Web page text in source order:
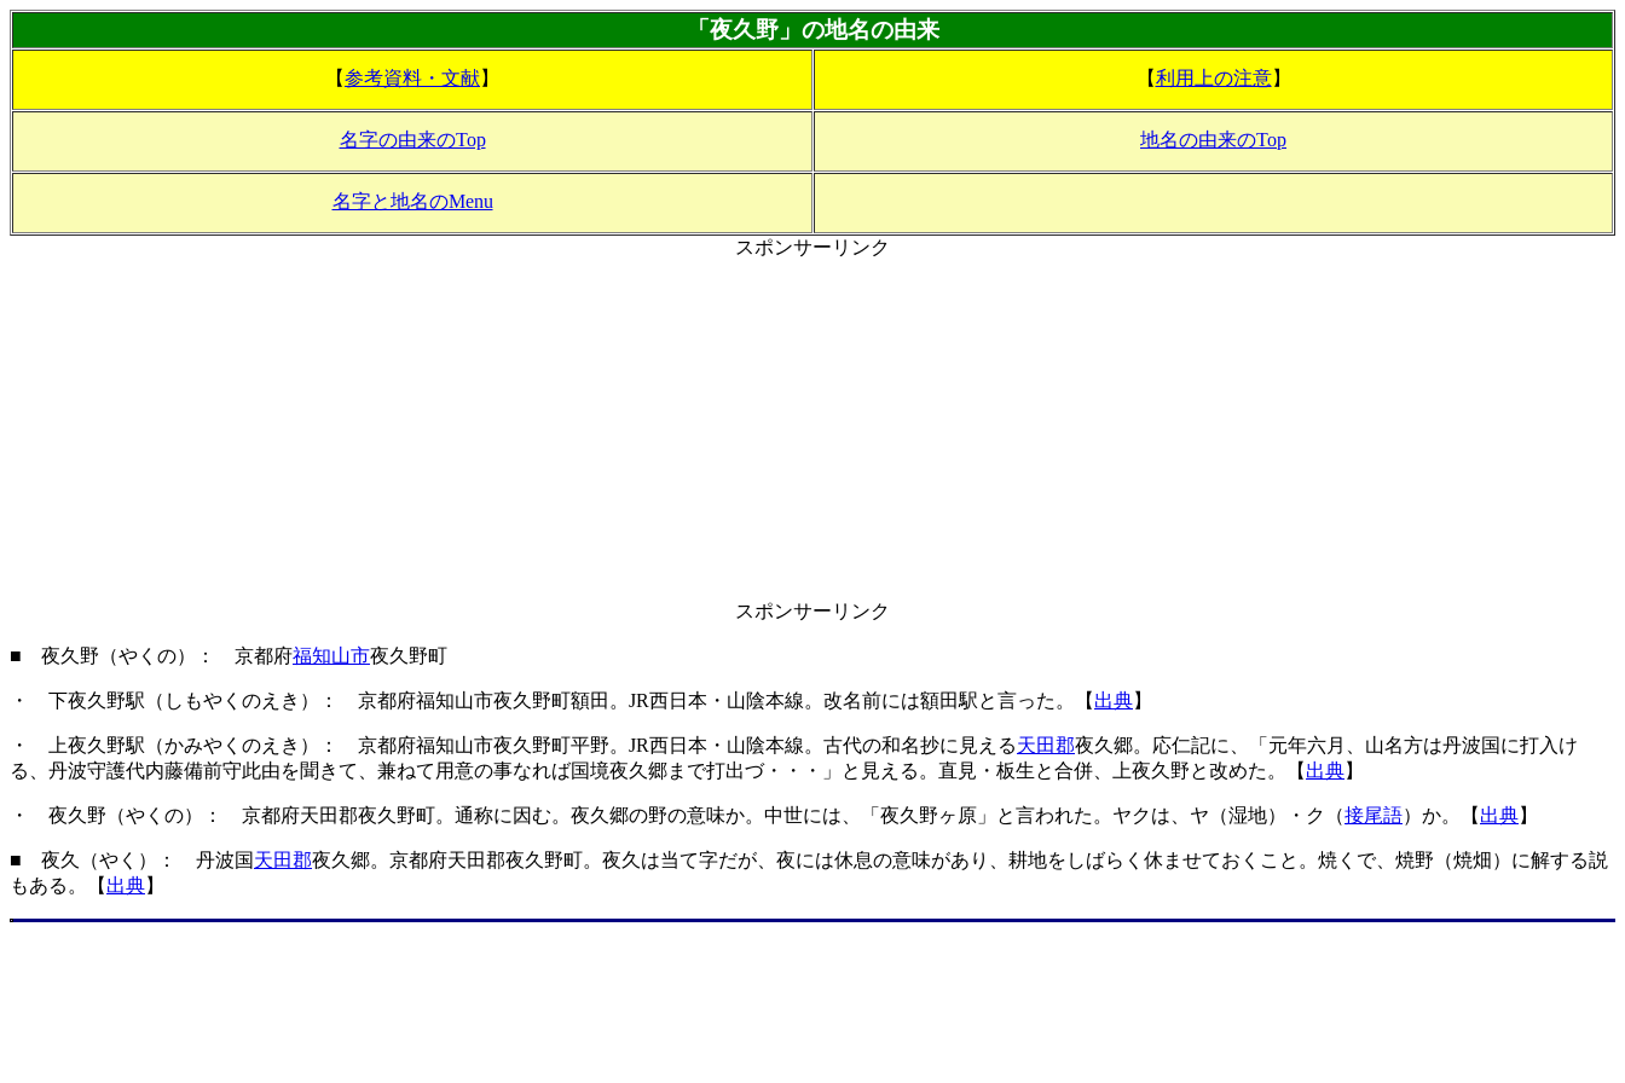
「夜久野」の地名の由来
【参考資料・文献】 【利用上の注意】
名字の由来のTop 地名の由来のTop
名字と地名のMenu
スポンサーリンク
スポンサーリンク
■ 夜久野（やくの）： 京都府福知山市夜久野町
・ 下夜久野駅（しもやくのえき）： 京都府福知山市夜久野町額田。JR西日本・山陰本線。改名前には額田駅と言った。【 出典】
・ 上夜久野駅（かみやくのえき）： 京都府福知山市夜久野町平野。JR西日本・山陰本線。古代の和名抄に見える天田郡夜久郷。応仁記に、「元年六月、山名方は丹波国に打入け
る、丹波守護代内藤備前守此由を聞きて、兼ねて用意の事なれば国境夜久郷まで打出づ・・・」と見える。直見・板生と合併、上夜久野と改めた。【 出典】
・ 夜久野（やくの）： 京都府天田郡夜久野町。通称に因む。夜久郷の野の意味か。中世には、「夜久野ヶ原」と言われた。ヤクは、ヤ（湿地）・ク（接尾語）か。【 出典】
■ 夜久（やく）： 丹波国天田郡夜久郷。京都府天田郡夜久野町。夜久は当て字だが、夜には休息の意味があり、耕地をしばらく休ませておくこと。焼くで、焼野（焼畑）に解する説
もある。【 出典】